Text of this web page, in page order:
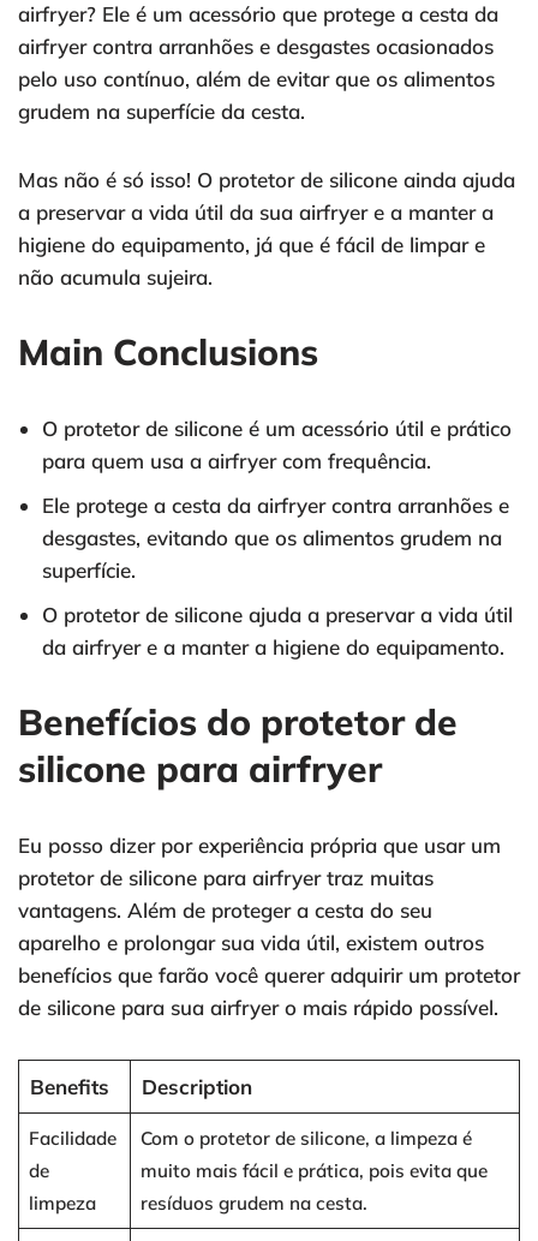
airfryer? Ele é um acessório que protege a cesta da
airfryer contra arranhões e desgastes ocasionados
pelo uso contínuo, além de evitar que os alimentos
grudem na superfície da cesta.
Mas não é só isso! O protetor de silicone ainda ajuda
a preservar a vida útil da sua airfryer e a manter a
higiene do equipamento, já que é fácil de limpar e
não acumula sujeira.
Main Conclusions
O protetor de silicone é um acessório útil e prático
para quem usa a airfryer com frequência.
Ele protege a cesta da airfryer contra arranhões e
desgastes, evitando que os alimentos grudem na
superfície.
O protetor de silicone ajuda a preservar a vida útil
da airfryer e a manter a higiene do equipamento.
Benefícios do protetor de
silicone para airfryer
Eu posso dizer por experiência própria que usar um
protetor de silicone para airfryer traz muitas
vantagens. Além de proteger a cesta do seu
aparelho e prolongar sua vida útil, existem outros
benefícios que farão você querer adquirir um protetor
de silicone para sua airfryer o mais rápido possível.
Benefits Description
Facilidade
de
limpeza
Com o protetor de silicone, a limpeza é
muito mais fácil e prática, pois evita que
resíduos grudem na cesta.